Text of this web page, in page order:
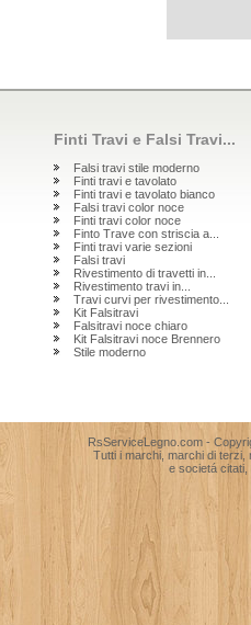
Finti Travi e Falsi Travi...
Falsi travi stile moderno
Finti travi e tavolato
Finti travi e tavolato bianco
Falsi travi color noce
Finti travi color noce
Finto Trave con striscia a...
Finti travi varie sezioni
Falsi travi
Rivestimento di travetti in...
Rivestimento travi in...
Travi curvi per rivestimento...
Kit Falsitravi
Falsitravi noce chiaro
Kit Falsitravi noce Brennero
Stile moderno
RsServiceLegno.com -
Tutti i marchi, marchi di terzi,
e societá citati,